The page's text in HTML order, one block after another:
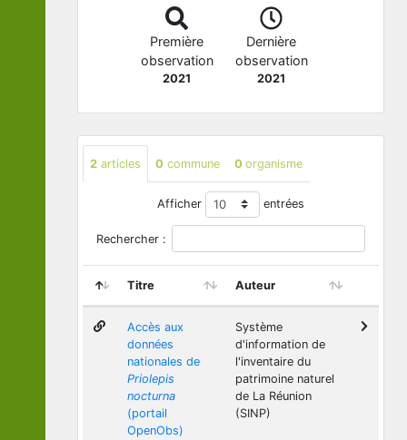
Première
observation
2021
Dernière
observation
2021
2 articles 0 commune 0 organisme
Afficher entrées
Rechercher :
Titre Auteur
Accès aux
données
nationales de
Priolepis
nocturna
(portail
OpenObs)
Système
d'information de
l'inventaire du
patrimoine naturel
de La Réunion
(SINP)